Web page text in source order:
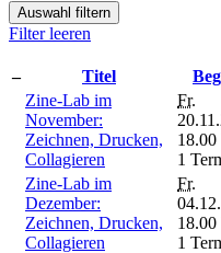
Auswahl filtern
Filter leeren
– Titel
Zine-Lab im
November:
Zeichnen, Drucken,
Collagieren
Fr.
1
Zine-Lab im
Dezember:
Zeichnen, Drucken,
Collagieren
Fr.
1